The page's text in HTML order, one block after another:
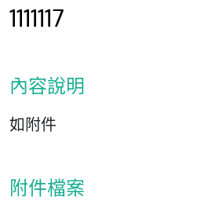
1111117
內容說明
如附件
附件檔案